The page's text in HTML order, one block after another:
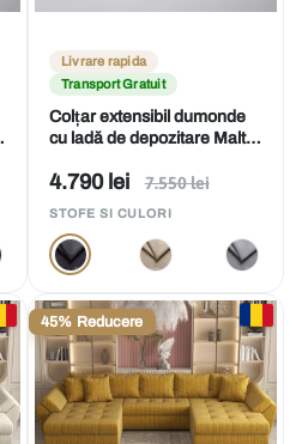
Livrare rapida
Transport Gratuit
Colțar extensibil dumonde
cu ladă de depozitare Malta
Preț
de
vânzare
4.790 lei
Preț
7.550 lei
STOFE SI CULORI
45% Reducere